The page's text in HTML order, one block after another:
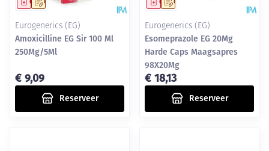
Op voorschrift
Geneesmiddel
Eurogenerics (EG)
Amoxicilline EG Sir 100 Ml
250Mg/5Ml
€ 9,09
Reserveer
Op voorschrift
Geneesmiddel
Eurogenerics (EG)
Esomeprazole EG 20Mg
Harde Caps Maagsapres
98X20Mg
€ 18,13
Reserveer